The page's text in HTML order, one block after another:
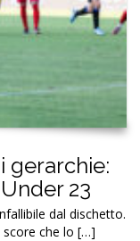
gerarchie:
23
dal dischetto.
score che lo […]